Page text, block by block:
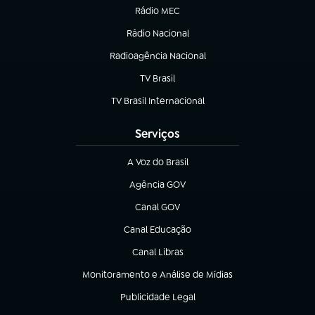
Rádio MEC
Rádio Nacional
(abre em nova aba)
Radioagência Nacional
(abre em nova aba)
TV Brasil
(abre em nova aba)
TV Brasil Internacional
(abre em nova aba)
Serviços
A Voz do Brasil
(abre em nova aba)
Agência GOV
(abre em nova aba)
Canal GOV
(abre em nova aba)
Canal Educação
(abre em nova aba)
Canal Libras
(abre em nova aba)
Monitoramento e Análise de Mídias
(abre em nova aba)
Publicidade Legal
(abre em nova aba)